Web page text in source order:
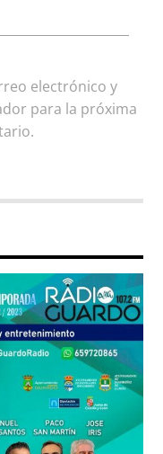
electrónico y
para la próxima